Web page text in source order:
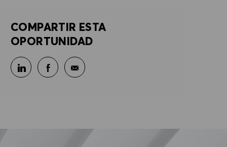
COMPARTIR ESTA
OPORTUNIDAD
Compartir en LinkedIn
Compartir en Facebook
Compartir por correo electrónico